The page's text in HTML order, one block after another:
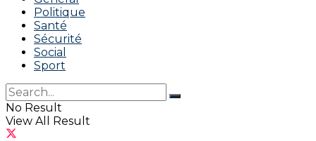
Politique
Santé
Sécurité
Social
Sport
No Result
View All Result